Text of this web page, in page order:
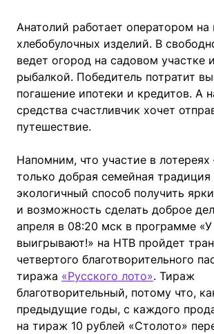
Анатолий работает оператором на
хлебобулочных изделий. В
ведет огород на садовом участке
рыбалкой. Победитель потратит
погашение ипотеки и кредитов. А
средства счастливчик хочет
путешествие.
Напомним, что участие в лотереях
только добрая семейная традиция
экологичный способ получить
и возможность сделать доброе
апреля в 08:20 мск в программе «У
выигрывают!» на НТВ пройдет
четвертого благотворительного
тиража «Русского лото». Тираж
благотворительный, потому что,
предыдущие годы, с каждого
на тираж 10 рублей «Столото»